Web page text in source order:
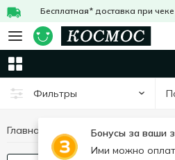
Бесплатная* доставка при чеке
Фильтры
Бонусы за ваши
Ими можно
Главная Бакалея Крупы и